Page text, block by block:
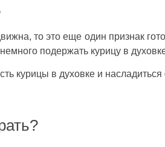
то это еще один признак
подержать курицу в
курицы в духовке и